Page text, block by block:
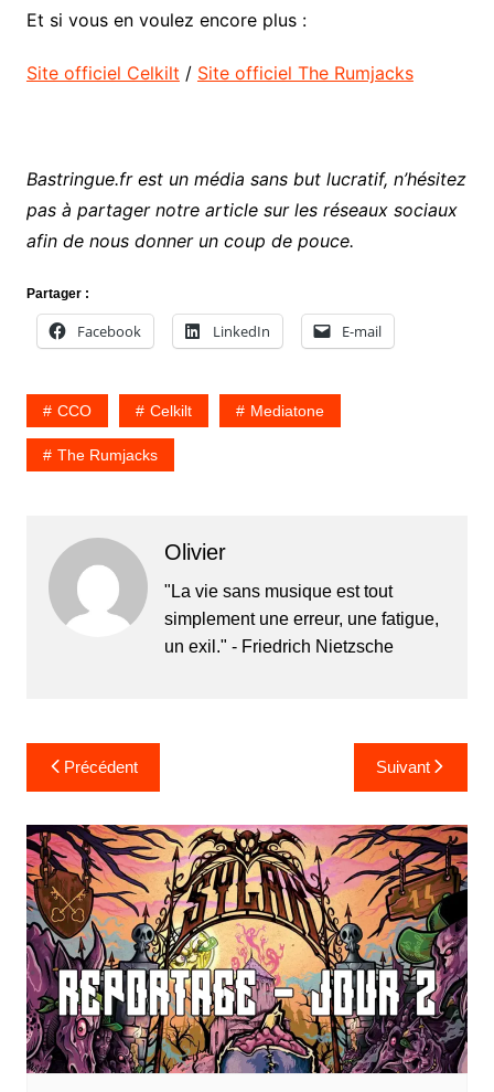
Et si vous en voulez encore plus :
Site officiel Celkilt / Site officiel The Rumjacks
Bastringue.fr est un média sans but lucratif, n’hésitez
pas à partager notre article sur les réseaux sociaux
afin de nous donner un coup de pouce.
Partager :
Facebook LinkedIn E-mail
CCO Celkilt Mediatone
The Rumjacks
Olivier
"La vie sans musique est tout
simplement une erreur, une fatigue,
un exil." - Friedrich Nietzsche
Navigation
de
l’article
Précédent Suivant